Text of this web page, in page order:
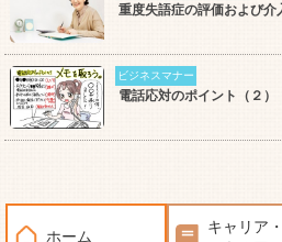
重度失語症の評価および介
ビジネスマナー
電話応対のポイント（２）
ホーム
キャリア・